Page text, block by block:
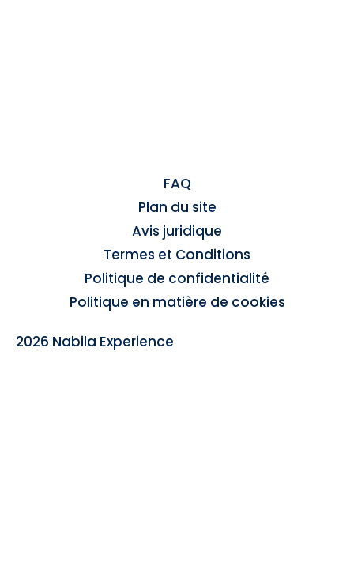
FAQ
Plan du site
Avis juridique
Termes et Conditions
Politique de confidentialité
Politique en matière de cookies
2026 Nabila Experience